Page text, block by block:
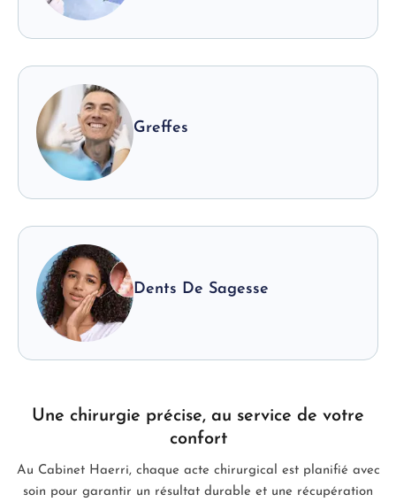
Greffes
Dents De Sagesse
Une chirurgie précise, au service de votre
confort
Au Cabinet Haerri, chaque acte chirurgical est planifié avec
soin pour garantir un résultat durable et une récupération